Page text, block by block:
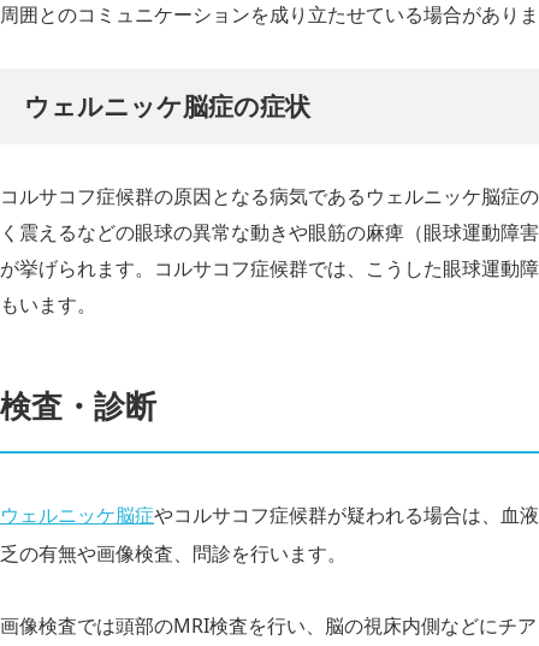
周囲とのコミュニケーションを成り立たせている場合があり
ウェルニッケ脳症の症状
コルサコフ症候群の原因となる病気であるウェルニッケ脳症
く震えるなどの眼球の異常な動きや眼筋の麻痺（眼球運動障
が挙げられます。コルサコフ症候群では、こうした眼球運動
もいます。
検査・診断
ウェルニッケ脳症やコルサコフ症候群が疑われる場合は、血
乏の有無や画像検査、問診を行います。
画像検査では頭部のMRI検査を行い、脳の視床内側などにチ